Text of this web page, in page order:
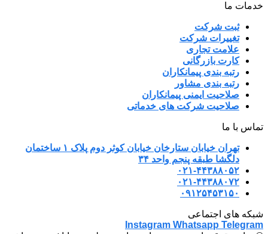
خدمات ما
ثبت شرکت
تغییرات شرکت
علامت تجاری
کارت بازرگانی
رتبه بندی پیمانکاران
رتبه بندی مشاور
صلاحیت ایمنی پیمانکاران
صلاحیت شرکت های خدماتی
تماس با ما
تهران خیابان ستارخان خیابان کوثر دوم پلاک ۱ ساختمان
دلگشا طبقه پنجم واحد ۳۴
۰۲۱-۴۴۳۸۸۰۵۲
۰۲۱-۴۴۳۸۸۰۷۲
۰۹۱۲۵۴۵۳۱۵۰
شبکه های اجتماعی
Instagram Whatsapp Telegram